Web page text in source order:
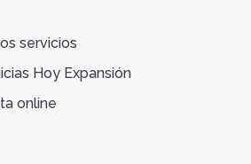
servicios
Hoy Expansión
online